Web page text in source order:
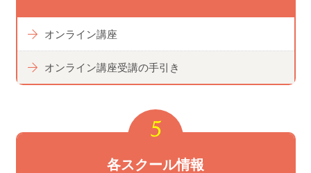
オンライン講座
オンライン講座受講の手引き
各スクール情報